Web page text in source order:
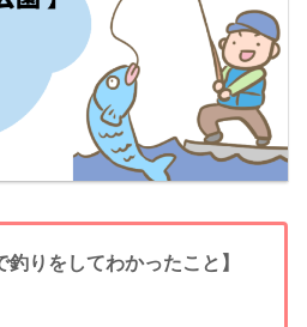
釣りをしてわかったこと】